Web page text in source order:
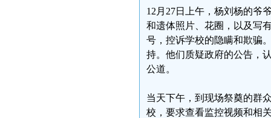
12月27日上午，杨刘杨的爷
和遗体照片、花圈，以及写
号，控诉学校的隐瞒和欺骗
持。他们质疑政府的公告，
公道。
当天下午，到现场祭奠的群
校，要求查看监控视频和相